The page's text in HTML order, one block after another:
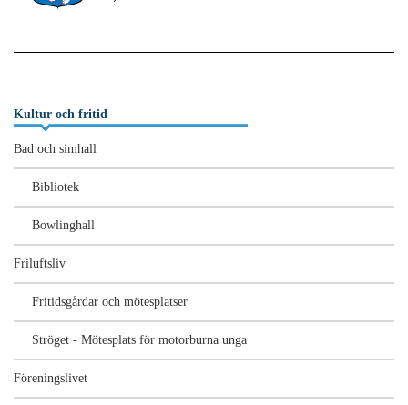
Kultur och fritid
Bad och simhall
Bibliotek
Bowlinghall
Friluftsliv
Fritidsgårdar och mötesplatser
Ströget - Mötesplats för motorburna unga
Föreningslivet